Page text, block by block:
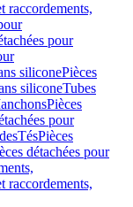
raccordements,
pour
siliconePièces
siliconeTubes
Pièces
pour
TésPièces
détachées pour
raccordements,